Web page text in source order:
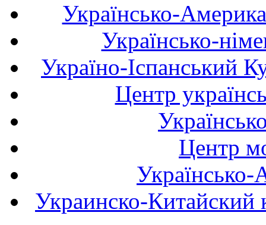
Українсько-
Українсько-
Україно-Іспанський
Центр
Центр
Українсько-
Украинско-Китайский